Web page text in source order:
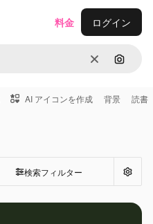
消去 画像で
料金 ログイン
AI アイコンを作成 背景 読書
検索フィルター